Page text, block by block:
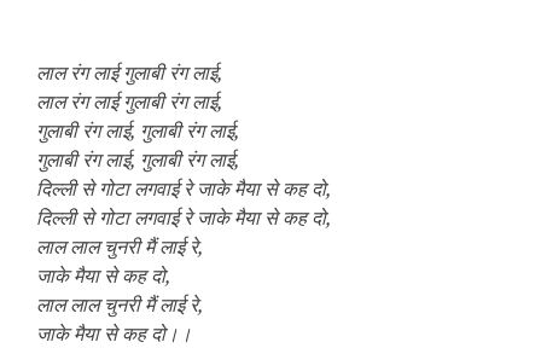
लाल रंग लाई गुलाबी रंग लाई,
लाल रंग लाई गुलाबी रंग लाई,
गुलाबी रंग लाई, गुलाबी रंग लाई,
गुलाबी रंग लाई, गुलाबी रंग लाई,
दिल्ली से गोटा लगवाई रे जाके मैया से कह दो,
दिल्ली से गोटा लगवाई रे जाके मैया से कह दो,
लाल लाल चुनरी मैं लाई रे,
जाके मैया से कह दो,
लाल लाल चुनरी मैं लाई रे,
जाके मैया से कह दो।।